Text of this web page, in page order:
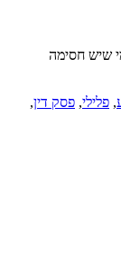
העוסק בדיני נזיקין השייכת לתאונת דרכים. בסרטון מוצגת הדילמה ופסק הדין שניתן בבית הדין של מכון משפט לעם, מצורף דף מקורות . (ניתן לצפיה בערוץ 7 למי שיש חסימה
, פלילי, פסק דין,